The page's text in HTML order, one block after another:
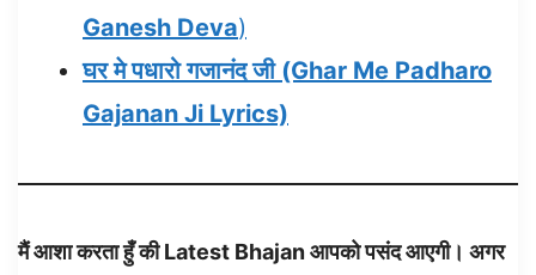
Ganesh Deva)
घर मे पधारो गजानंद जी (Ghar Me Padharo
Gajanan Ji Lyrics)
मैं आशा करता हुँ की Latest Bhajan आपको पसंद आएगी। अगर